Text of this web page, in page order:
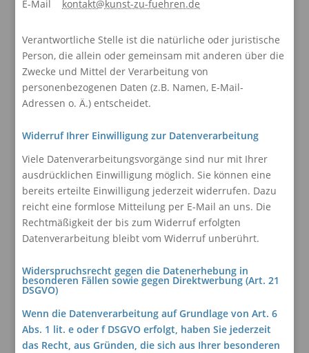
E-Mail kontakt@kunst-zu-fuehren.de
Verantwortliche Stelle ist die natürliche oder juristische
Person, die allein oder gemeinsam mit anderen über die
Zwecke und Mittel der Verarbeitung von
personenbezogenen Daten (z.B. Namen, E-Mail-
Adressen o. Ä.) entscheidet.
Widerruf Ihrer Einwilligung zur Datenverarbeitung
Viele Datenverarbeitungsvorgänge sind nur mit Ihrer
ausdrücklichen Einwilligung möglich. Sie können eine
bereits erteilte Einwilligung jederzeit widerrufen. Dazu
reicht eine formlose Mitteilung per E-Mail an uns. Die
Rechtmäßigkeit der bis zum Widerruf erfolgten
Datenverarbeitung bleibt vom Widerruf unberührt.
Widerspruchsrecht gegen die Datenerhebung in
besonderen Fällen sowie gegen Direktwerbung (Art. 21
DSGVO)
Wenn die Datenverarbeitung auf Grundlage von Art. 6
Abs. 1 lit. e oder f DSGVO erfolgt, haben Sie jederzeit
das Recht, aus Gründen, die sich aus Ihrer besonderen